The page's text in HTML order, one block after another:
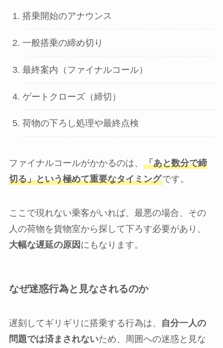
搭乗開始のアナウンス
一般搭乗の締め切り
最終案内（ファイナルコール）
ゲートクローズ（締切）
荷物の下ろし処理や最終点検
ファイナルコールがかかるのは、 「あと数分で締
切る」という極めて重要なタイミングです。
ここで現れない乗客がいれば、最悪の場合、その
人の荷物を貨物室から探して下ろす必要があり、
大幅な遅延の原因 にもなります。
なぜ迷惑行為と見なされるのか
遅刻してギリギリに搭乗する行為は、
自分一人の
問題では済まされないため、周囲への迷惑と見な